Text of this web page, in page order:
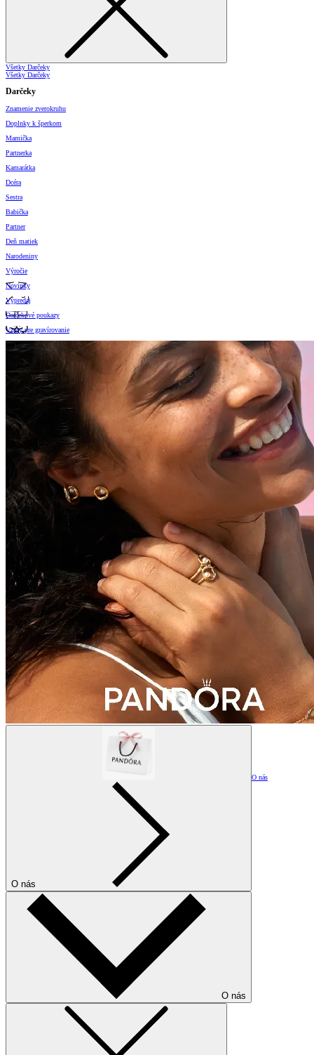
Všetky Darčeky
Všetky Darčeky
Darčeky
Znamenie zverokruhu
Doplnky k šperkom
Mamička
Partnerka
Kamarátka
Dcéra
Sestra
Babička
Partner
Deň matiek
Narodeniny
Výročie
Novinky
Výpredaj
Darčekové poukazy
Vzory pre gravírovanie
O nás
O nás
O nás